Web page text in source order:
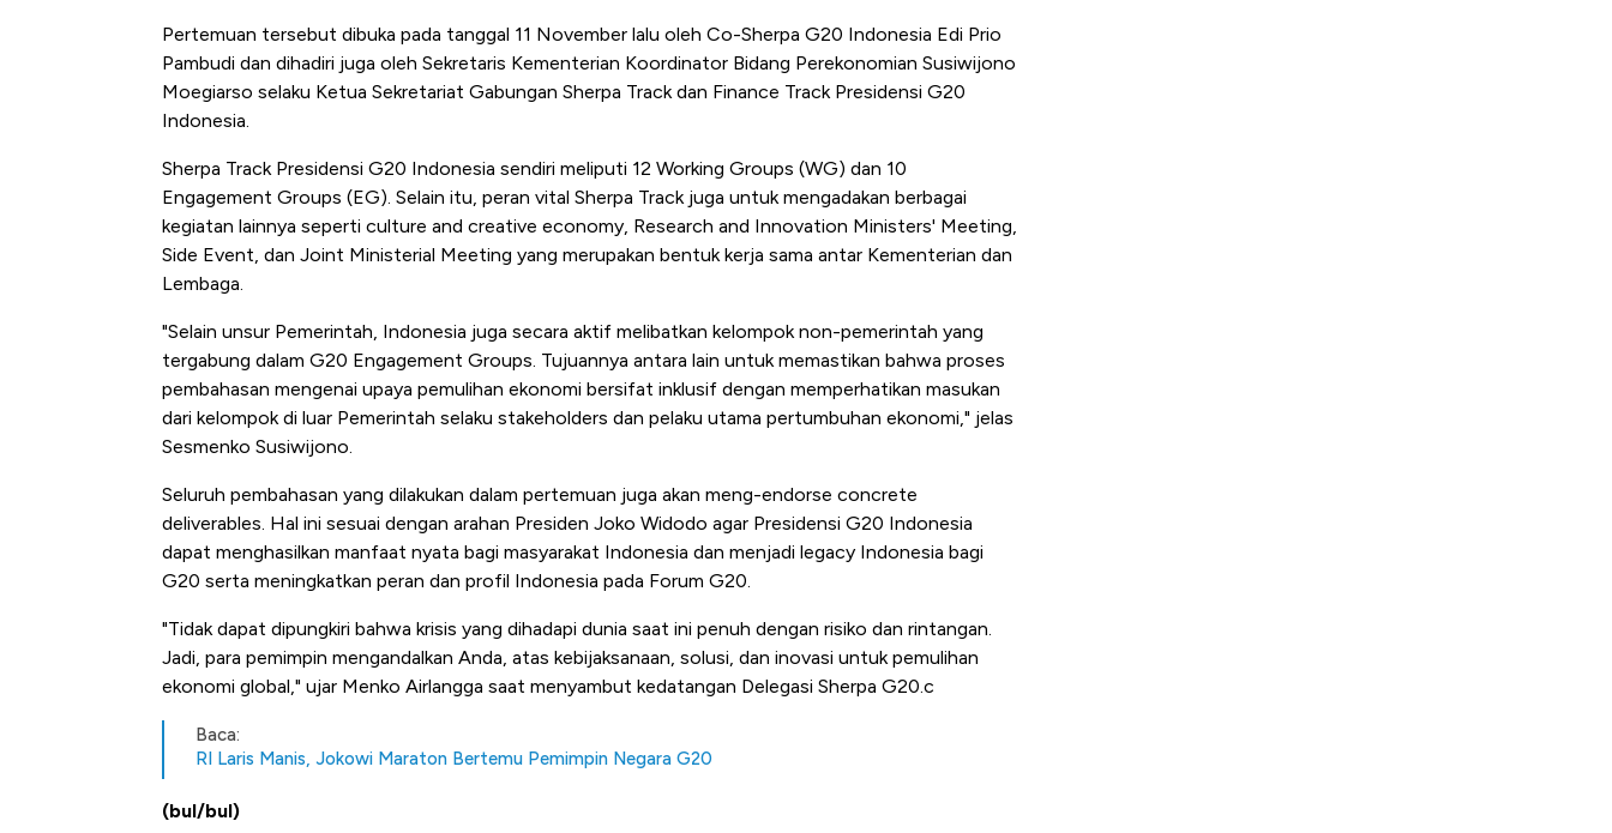
Pertemuan tersebut dibuka pada tanggal 11 November lalu oleh Co-Sherpa G20 Indonesia Edi Prio
Pambudi dan dihadiri juga oleh Sekretaris Kementerian Koordinator Bidang Perekonomian Susiwijono
Moegiarso selaku Ketua Sekretariat Gabungan Sherpa Track dan Finance Track Presidensi G20
Indonesia.
Sherpa Track Presidensi G20 Indonesia sendiri meliputi 12 Working Groups (WG) dan 10
Engagement Groups (EG). Selain itu, peran vital Sherpa Track juga untuk mengadakan berbagai
kegiatan lainnya seperti culture and creative economy, Research and Innovation Ministers' Meeting,
Side Event, dan Joint Ministerial Meeting yang merupakan bentuk kerja sama antar Kementerian dan
Lembaga.
"Selain unsur Pemerintah, Indonesia juga secara aktif melibatkan kelompok non-pemerintah yang
tergabung dalam G20 Engagement Groups. Tujuannya antara lain untuk memastikan bahwa proses
pembahasan mengenai upaya pemulihan ekonomi bersifat inklusif dengan memperhatikan masukan
dari kelompok di luar Pemerintah selaku stakeholders dan pelaku utama pertumbuhan ekonomi," jelas
Sesmenko Susiwijono.
Seluruh pembahasan yang dilakukan dalam pertemuan juga akan meng-endorse concrete
deliverables. Hal ini sesuai dengan arahan Presiden Joko Widodo agar Presidensi G20 Indonesia
dapat menghasilkan manfaat nyata bagi masyarakat Indonesia dan menjadi legacy Indonesia bagi
G20 serta meningkatkan peran dan profil Indonesia pada Forum G20.
"Tidak dapat dipungkiri bahwa krisis yang dihadapi dunia saat ini penuh dengan risiko dan rintangan.
Jadi, para pemimpin mengandalkan Anda, atas kebijaksanaan, solusi, dan inovasi untuk pemulihan
ekonomi global," ujar Menko Airlangga saat menyambut kedatangan Delegasi Sherpa G20.c
Baca:
RI Laris Manis, Jokowi Maraton Bertemu Pemimpin Negara G20
(bul/bul)